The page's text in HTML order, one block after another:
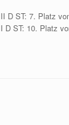
D ST: 7. Platz
D ST: 10. Platz